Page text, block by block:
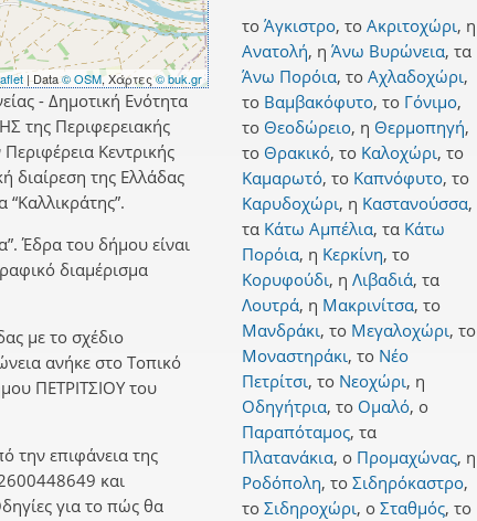
| Data© OSM, Χάρτες© buk.gr
- Δημοτική Ενότητα
της Περιφερειακής
Κεντρικής
διαίρεση της Ελλάδας
Έδρα του δήμου είναι
διαμέρισμα
με το σχέδιο
ανήκε στο Τοπικό
ΠΕΤΡΙΤΣΙΟΥ του
την επιφάνεια της
και
για το πώς θα
το Άγκιστρο, το Ακριτοχώρι, η
Ανατολή, η Άνω Βυρώνεια, τα
Άνω Πορόια, το Αχλαδοχώρι,
το Βαμβακόφυτο, το Γόνιμο,
το Θεοδώρειο, η Θερμοπηγή,
το Θρακικό, το Καλοχώρι, το
Καμαρωτό, το Καπνόφυτο, το
Καρυδοχώρι, η Καστανούσσα,
τα Κάτω Αμπέλια, τα Κάτω
Πορόια, η Κερκίνη, το
Κορυφούδι, η Λιβαδιά, τα
Λουτρά, η Μακρινίτσα, το
Μανδράκι, το Μεγαλοχώρι, το
Μοναστηράκι, το Νέο
Πετρίτσι, το Νεοχώρι, η
Οδηγήτρια, το Ομαλό, ο
Παραπόταμος, τα
Πλατανάκια, ο Προμαχώνας, η
Ροδόπολη, το Σιδηρόκαστρο,
το Σιδηροχώρι, ο Σταθμός, το